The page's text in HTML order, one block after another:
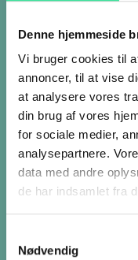
Denne hjemmeside
Vi bruger cookies til
annoncer, til at vise
at analysere vores
din brug af vores
for sociale medier,
analysepartnere.
data med andre
de har indsamlet fra
Nødvendig
Teknologi,
fremtiden.